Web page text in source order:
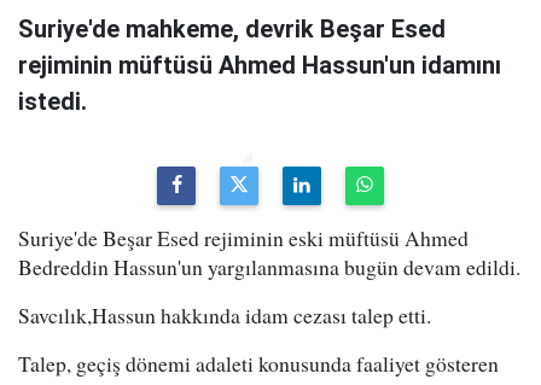
Suriye'de mahkeme, devrik Beşar Esed
rejiminin müftüsü Ahmed Hassun'un idamını
istedi.
Suriye'de Beşar Esed rejiminin eski müftüsü Ahmed
Bedreddin Hassun'un yargılanmasına bugün devam edildi.
Savcılık,Hassun hakkında idam cezası talep etti.
Talep, geçiş dönemi adaleti konusunda faaliyet gösteren